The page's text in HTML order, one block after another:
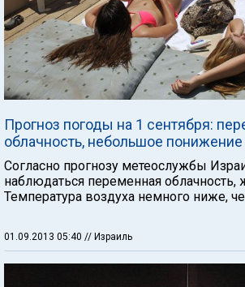
Прогноз погоды на 1 сентября:
облачность, небольшое
Согласно прогнозу метеослужбы
наблюдаться переменная облачность,
Температура воздуха немного ниже,
01.09.2013 05:40 // Израиль